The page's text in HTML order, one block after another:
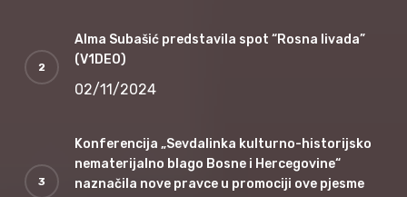
Alma Subašić predstavila spot “Rosna livada”
(V1DEO)
02/11/2024
Konferencija „Sevdalinka kulturno-historijsko
nematerijalno blago Bosne i Hercegovine“
naznačila nove pravce u promociji ove pjesme